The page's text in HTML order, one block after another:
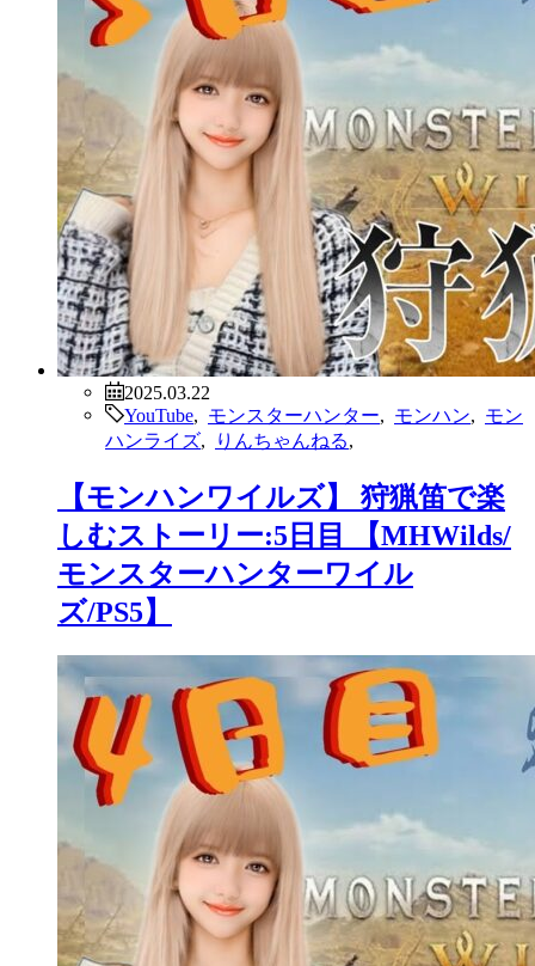
2025.03.22
YouTube
モンスターハンター モンハン
モン
ハンライズ
りんちゃんねる
【モンハンワイルズ】 狩猟笛で楽
しむストーリー:5日目 【MHWilds/
モンスターハンターワイル
ズ/PS5】